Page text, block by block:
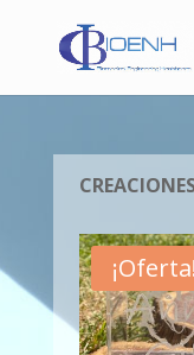
¡Oferta!